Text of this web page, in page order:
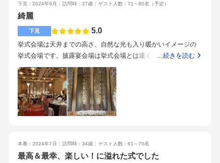
ィングならではの安心感と品格を感じられる披露宴会場でし
た。お食事については、全体的に満足度が高く、特にメインの
お肉料理が印象に残りました。お肉はサイズが広めでとても柔
らかく仕上げられていて、年齢を問わず食べやすい味わいでし
た。ソースとの相性も良く、見た目だけでなく味もしっかりと
満足できる内容でした。もしかすると、年配の方はもたれるこ
とがあるかもしれません。また、パンの中でもハート型のパン
が可愛らしく、見た目にも楽しめる工夫がされている点が良か
ったです。結婚式らしい華やかさがあり、細かい部分にも気配
す。味だけでなく見た目の楽しさや特別感も意識されたお料理
だと感じました。アレルギーの方への作り分けされている料理
スープも飲みやすくてとても美味しかった。パンも温かく、お
かわりもできるので、好きな人はたくさん食べたらいいと思
う。
下見：2024年9月 訪問時：27歳 ゲスト人数：71～80名 （予定）
綺麗
下見 5.0
挙式会場は天井までの高さ、自然な光も入り暖かいイメージの
挙式会場です。披露宴会場は挙式会場とは違くてとてもゴージ
ャスです。参列してくださる方もあの披露宴会場には驚くと思
います。試食時料理長による演出でパフォーマンスがありまし
た。披露宴の時は1つパフォーマンスを取り入れてもいいと思っ
た！式場までのアクセスは地下鉄からも近いのと車も駐車場あ
りで交通の便とてもよい！担当スタッフの対応も丁寧でともて
みた瞬間にここだと決めた！式場選びで決め手になったのはゴ
ージャス感！事前に段取りを確実に進めて行くこと！後から慌
…続きを読む
本番：2024年7月 訪問時：34歳 ゲスト人数：61～70名
最高＆最幸、楽しい！に溢れた式でした